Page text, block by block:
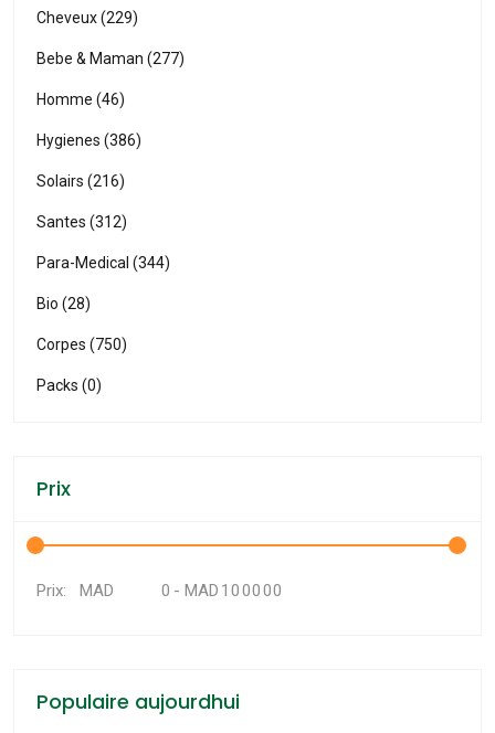
Cheveux (229)
Bebe & Maman (277)
Homme (46)
Hygienes (386)
Solairs (216)
Santes (312)
Para-Medical (344)
Bio (28)
Corpes (750)
Packs (0)
Prix
Prix: MAD - MAD
Populaire aujourdhui